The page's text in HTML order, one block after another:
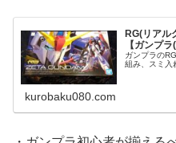
RG(リアル
【ガンプ
ガンプラの
組み、スミ入
kurobaku080.com